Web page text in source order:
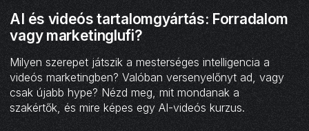
AI és videós tartalomgyártás: Forradalom
vagy marketinglufi?
Milyen szerepet játszik a mesterséges intelligencia a
videós marketingben? Valóban versenyelőnyt ad, vagy
csak újabb hype? Nézd meg, mit mondanak a
szakértők, és mire képes egy AI-videós kurzus.